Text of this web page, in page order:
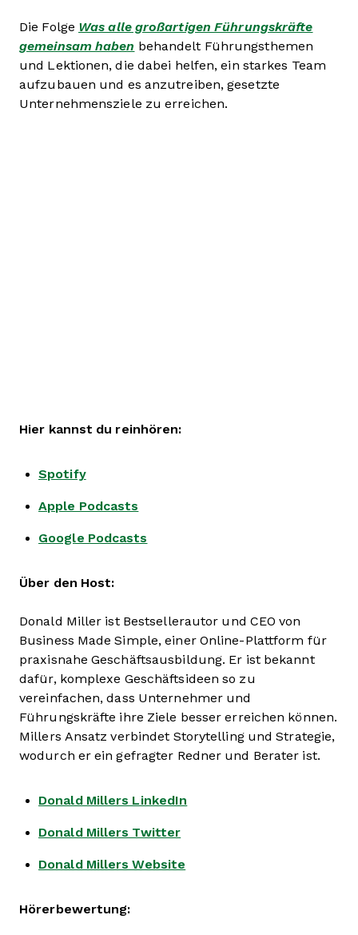
Die Folge Was alle großartigen Führungskräfte
gemeinsam haben behandelt Führungsthemen
und Lektionen, die dabei helfen, ein starkes Team
aufzubauen und es anzutreiben, gesetzte
Unternehmensziele zu erreichen.
Hier kannst du reinhören:
Spotify
Apple Podcasts
Google Podcasts
Über den Host:
Donald Miller ist Bestsellerautor und CEO von
Business Made Simple, einer Online-Plattform für
praxisnahe Geschäftsausbildung. Er ist bekannt
dafür, komplexe Geschäftsideen so zu
vereinfachen, dass Unternehmer und
Führungskräfte ihre Ziele besser erreichen können.
Millers Ansatz verbindet Storytelling und Strategie,
wodurch er ein gefragter Redner und Berater ist.
Donald Millers LinkedIn
Donald Millers Twitter
Donald Millers Website
Hörerbewertung: